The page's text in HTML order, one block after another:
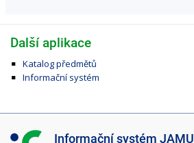
Další aplikace
Katalog předmětů
Informační systém
I Informační systém JAMU